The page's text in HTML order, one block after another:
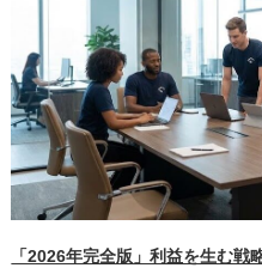
「2026年完全版」利益を生む